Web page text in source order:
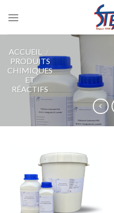
ACCUEIL
/
PRODUITS
CHIMIQUES
ET
RÉACTIFS